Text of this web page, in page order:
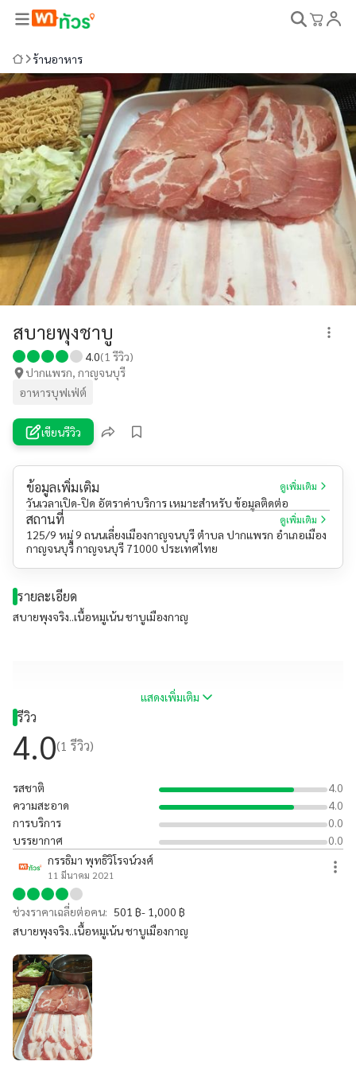
ร้านอาหาร
สบายพุงชาบู
4.0(1 รีวิว)
ปากแพรก, กาญจนบุรี
อาหารบุฟเฟ่ต์
เขียนรีวิว
ข้อมูลเพิ่มเติม ดูเพิ่มเติม
วันเวลาเปิด-ปิด อัตราค่าบริการ เหมาะสำหรับ ข้อมูลติดต่อ
สถานที่ ดูเพิ่มเติม
125/9 หมู่ 9 ถนนเลี่ยงเมืองกาญจนบุรี ตำบล ปากแพรก อำเภอเมือง
กาญจนบุรี กาญจนบุรี 71000 ประเทศไทย
รายละเอียด
สบายพุงจริง..เนื้อหมูเน้น ชาบูเมืองกาญ
แสดงเพิ่มเติม
รีวิว
4.0(1 รีวิว)
รสชาติ
4.0
ความสะอาด
4.0
การบริการ
0.0
บรรยากาศ
0.0
กรรธิมา พุทธิวิโรจน์วงศ์
11 มีนาคม 2021
ช่วงราคาเฉลี่ยต่อคน: 501 ฿- 1,000 ฿
สบายพุงจริง..เนื้อหมูเน้น ชาบูเมืองกาญ